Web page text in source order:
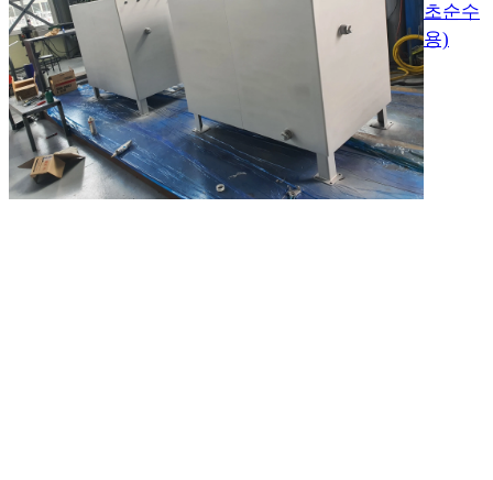
초순수
용)